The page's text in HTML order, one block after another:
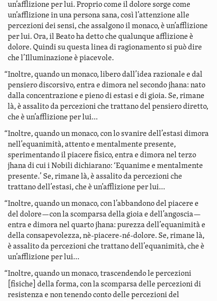
un’afflizione per lui. Proprio come il dolore sorge come
un’afflizione in una persona sana, così l’attenzione alle
percezioni dei sensi, che assalgono il monaco, è un’afflizione
per lui. Ora, il Beato ha detto che qualunque afflizione è
dolore. Quindi su questa linea di ragionamento si può dire
che l’Illuminazione è piacevole.
“Inoltre, quando un monaco, libero dall’idea razionale e dal
pensiero discorsivo, entra e dimora nel secondo jhana: nato
dalla concentrazione e pieno di estasi e di gioia. Se, rimane
là, è assalito da percezioni che trattano del pensiero diretto,
che è un’afflizione per lui…
“Inoltre, quando un monaco, con lo svanire dell’estasi dimora
nell’equanimità, attento e mentalmente presente,
sperimentando il piacere fisico, entra e dimora nel terzo
jhana di cui i Nobili dichiarano: ‘Equanime e mentalmente
presente.’ Se, rimane là, è assalito da percezioni che
trattano dell’estasi, che è un’afflizione per lui…
“Inoltre, quando un monaco, con l’abbandono del piacere e
del dolore—con la scomparsa della gioia e dell’angoscia—
entra e dimora nel quarto jhana: purezza dell’equanimità e
della consapevolezza, nè-piacere-né-dolore. Se, rimane là,
è assalito da percezioni che trattano dell’equanimità, che è
un’afflizione per lui…
“Inoltre, quando un monaco, trascendendo le percezioni
[fisiche] della forma, con la scomparsa delle percezioni di
resistenza e non tenendo conto delle percezioni del